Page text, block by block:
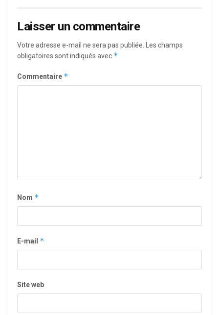
Laisser un commentaire
Votre adresse e-mail ne sera pas publiée. Les champs
obligatoires sont indiqués avec *
Commentaire *
Nom *
E-mail *
Site web